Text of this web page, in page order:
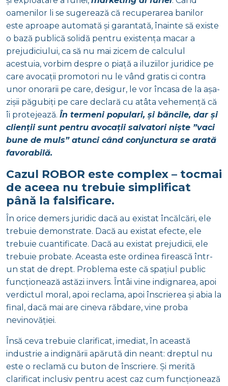
oamenilor li se sugerează că recuperarea banilor
este aproape automată și garantată, înainte să existe
o bază publică solidă pentru existența macar a
prejudiciului, ca să nu mai zicem de calculul
acestuia, vorbim despre o piață a iluziilor juridice pe
care avocații promotori nu le vând gratis ci contra
unor onorarii pe care, desigur, le vor încasa de la așa-
zișii păgubiți pe care declară cu atâta vehemență că
îi protejează. În termeni populari, și băncile, dar și
clienții sunt pentru avocații salvatori niște ”vaci
bune de muls” atunci când conjunctura se arată
favorabilă.
Cazul ROBOR este complex – tocmai
de aceea nu trebuie simplificat
până la falsificare.
În orice demers juridic dacă au existat încălcări, ele
trebuie demonstrate. Dacă au existat efecte, ele
trebuie cuantificate. Dacă au existat prejudicii, ele
trebuie probate. Aceasta este ordinea firească într-
un stat de drept. Problema este că spațiul public
funcționează astăzi invers. Întâi vine indignarea, apoi
verdictul moral, apoi reclama, apoi înscrierea și abia la
final, dacă mai are cineva răbdare, vine proba
nevinovăției.
Însă ceva trebuie clarificat, imediat, în această
industrie a indignării apărută din neant: dreptul nu
este o reclamă cu buton de înscriere. Și merită
clarificat inclusiv pentru acest caz cum funcționează